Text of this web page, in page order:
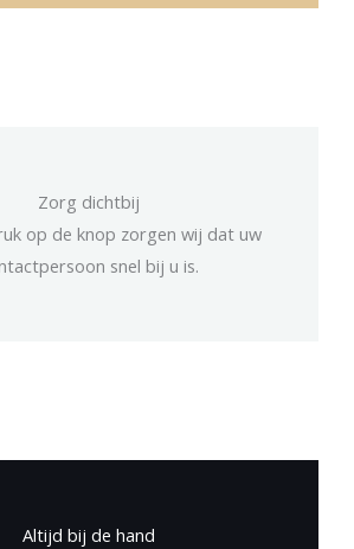
Zorg dichtbij
op de knop zorgen wij dat uw
snel bij u is.
Altijd bij de hand